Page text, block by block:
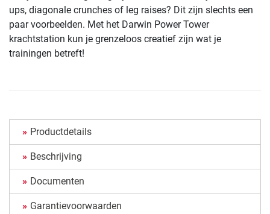
ups, diagonale crunches of leg raises? Dit zijn slechts een
paar voorbeelden. Met het Darwin Power Tower
krachtstation kun je grenzeloos creatief zijn wat je
trainingen betreft!
Productdetails
Beschrijving
Documenten
Garantievoorwaarden